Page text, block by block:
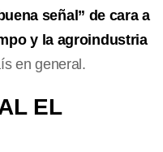
señal” de cara a
y la agroindustria
en general.
EL